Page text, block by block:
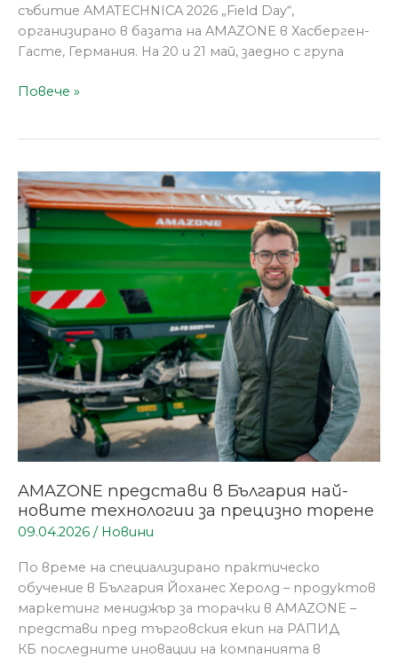
събитие AMATECHNICA 2026 „Field Day“,
организирано в базата на AMAZONE в Хасберген-
Гасте, Германия. На 20 и 21 май, заедно с група
Повече »
AMAZONE представи в България най-
новите технологии за прецизно торене
09.04.2026 / Новини
По време на специализирано практическо
обучение в България Йоханес Херолд – продуктов
маркетинг мениджър за торачки в AMAZONE –
представи пред търговския екип на РАПИД
КБ последните иновации на компанията в
AMAZONE
представи
България
най-
новите
технологии
за
прецизно
торене